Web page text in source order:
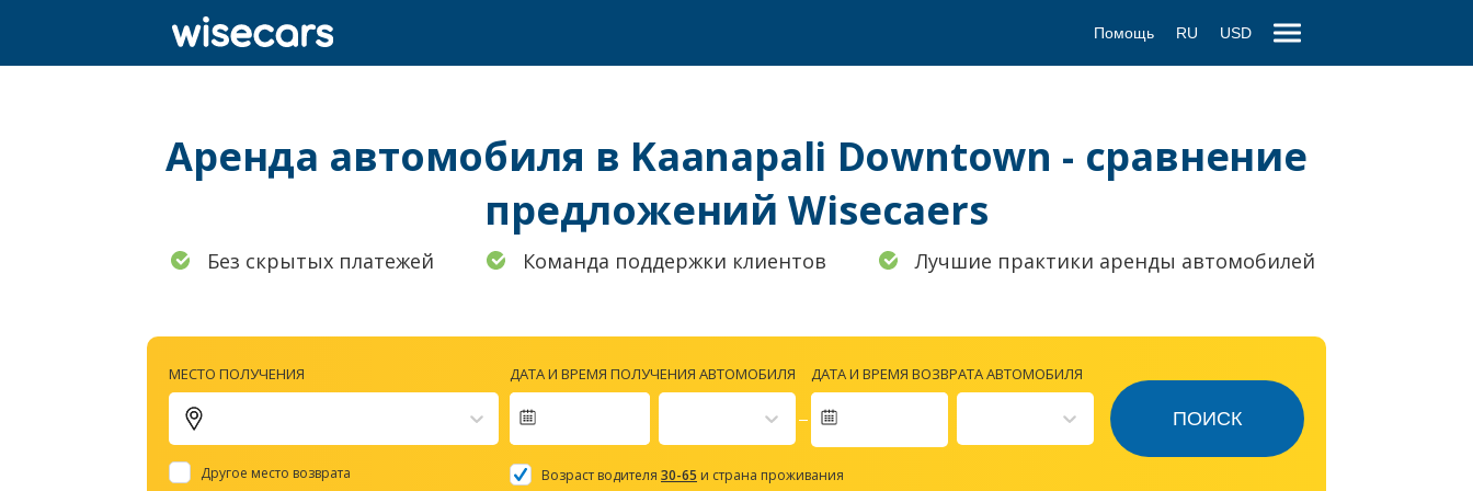
Помощь RU USD
Аренда автомобиля в Kaanapali Downtown - сравнение
предложений Wisecaers
Без скрытых платежей Команда поддержки клиентов Лучшие практики аренды автомобилей
МЕСТО ПОЛУЧЕНИЯ
Другое место возврата
ДАТА И ВРЕМЯ ПОЛУЧЕНИЯ АВТОМОБИЛЯ
to
ДАТА И ВРЕМЯ ВОЗВРАТА АВТОМОБИЛЯ
Возраст водителя30-65 и страна проживания
ПОИСК